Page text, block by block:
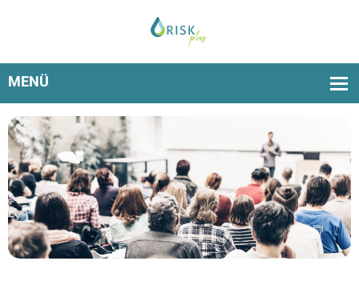
RiskPlus am 7. und 8. November in Rastatt live erleben